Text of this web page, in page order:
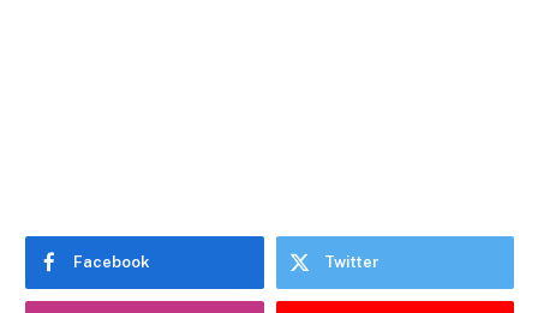
Facebook Twitter